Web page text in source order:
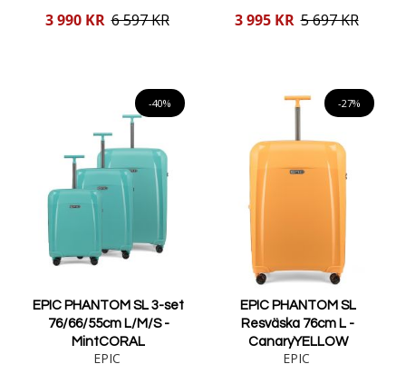
Reducerat
3 990 KR 6 597 KR
Reducerat
3 995 KR 5 697 KR
-40%
EPIC PHANTOM SL 3-set
76/66/55cm L/M/S -
MintCORAL
EPIC
-27%
EPIC PHANTOM SL
Resväska 76cm L -
CanaryYELLOW
EPIC